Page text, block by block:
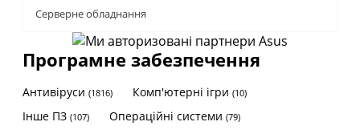
Серверне обладнання
Програмне забезпечення
Антивіруси (1816) Комп'ютерні ігри (10)
Інше ПЗ (107) Операційні системи (79)